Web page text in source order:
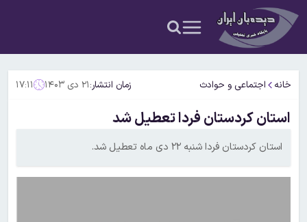
خانه اجتماعی و حوادث زمان انتشار:۲۱ دی ۱۴۰۳ ۱۷:۱۱
استان کردستان فردا تعطیل شد
استان کردستان فردا شنبه ۲۲ دی ماه تعطیل شد.